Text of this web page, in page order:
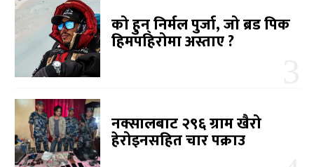
को हुन् निर्मल पुर्जा, जो ब्रड पिक
हिमपहिरोमा अस्ताए ?
नक्सालबाट २९६ ग्राम खैरो
हेरोइनसहित चार पक्राउ